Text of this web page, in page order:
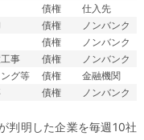
債権
仕入先
債権
ノンバンク
債権
ノンバンク
事 債権
ノンバンク
グ等 債権
金融機関
債権 ノンバンク
判明した企業を毎週10社